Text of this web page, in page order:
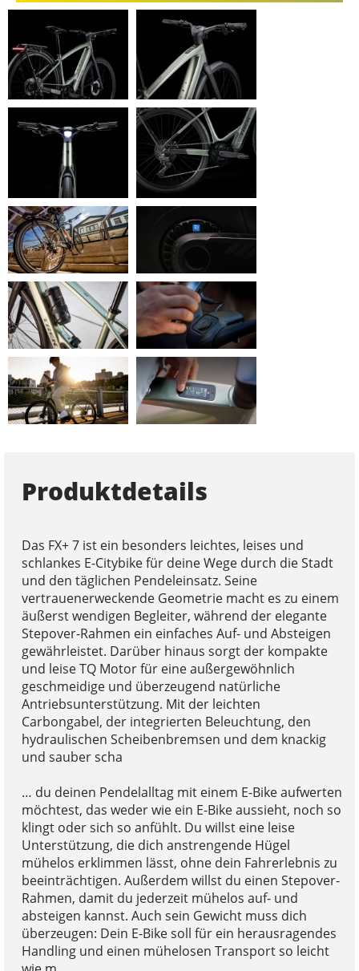
Produktdetails
Das FX+ 7 ist ein besonders leichtes, leises und
schlankes E-Citybike für deine Wege durch die Stadt
und den täglichen Pendeleinsatz. Seine
vertrauenerweckende Geometrie macht es zu einem
äußerst wendigen Begleiter, während der elegante
Stepover-Rahmen ein einfaches Auf- und Absteigen
gewährleistet. Darüber hinaus sorgt der kompakte
und leise TQ Motor für eine außergewöhnlich
geschmeidige und überzeugend natürliche
Antriebsunterstützung. Mit der leichten
Carbongabel, der integrierten Beleuchtung, den
hydraulischen Scheibenbremsen und dem knackig
und sauber scha
… du deinen Pendelalltag mit einem E-Bike aufwerten
möchtest, das weder wie ein E-Bike aussieht, noch so
klingt oder sich so anfühlt. Du willst eine leise
Unterstützung, die dich anstrengende Hügel
mühelos erklimmen lässt, ohne dein Fahrerlebnis zu
beeinträchtigen. Außerdem willst du einen Stepover-
Rahmen, damit du jederzeit mühelos auf- und
absteigen kannst. Auch sein Gewicht muss dich
überzeugen: Dein E-Bike soll für ein herausragendes
Handling und einen mühelosen Transport so leicht